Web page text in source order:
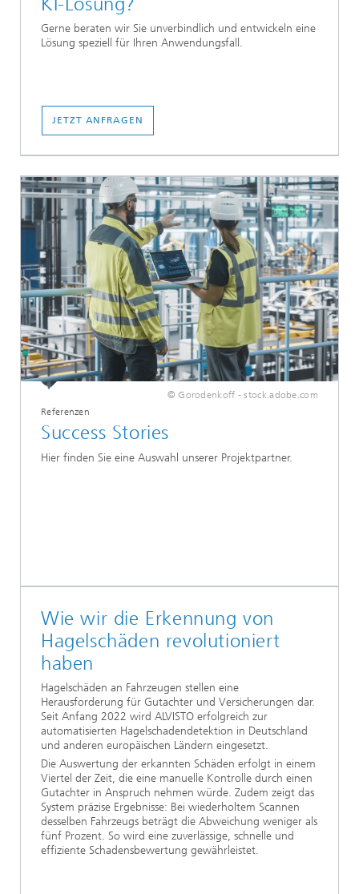
Gerne beraten wir Sie unverbindlich und entwickeln eine
Lösung speziell für Ihren Anwendungsfall.
JETZT ANFRAGEN
© Gorodenkoff - stock.adobe.com
Referenzen
Success Stories
Hier finden Sie eine Auswahl unserer Projektpartner.
Wie wir die Erkennung von
Hagelschäden revolutioniert
haben
Hagelschäden an Fahrzeugen stellen eine
Herausforderung für Gutachter und Versicherungen dar.
Seit Anfang 2022 wird ALVISTO erfolgreich zur
automatisierten Hagelschadendetektion in Deutschland
und anderen europäischen Ländern eingesetzt.
Die Auswertung der erkannten Schäden erfolgt in einem
Viertel der Zeit, die eine manuelle Kontrolle durch einen
Gutachter in Anspruch nehmen würde. Zudem zeigt das
System präzise Ergebnisse: Bei wiederholtem Scannen
desselben Fahrzeugs beträgt die Abweichung weniger als
fünf Prozent. So wird eine zuverlässige, schnelle und
effiziente Schadensbewertung gewährleistet.